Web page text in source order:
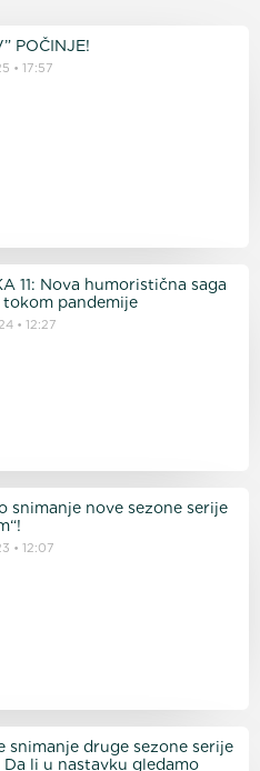
POČINJE!
17:57
11: Nova humoristična saga
pandemije
12:27
snimanje nove sezone serije
12:07
snimanje druge sezone serije
Da li u nastavku gledamo